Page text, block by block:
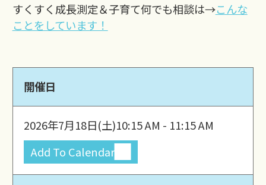
すくすく成長測定＆子育て何でも相談は→こんな
ことをしています！
開催日
2026年7月18日(土)10:15 AM - 11:15 AM
Add To Calendar